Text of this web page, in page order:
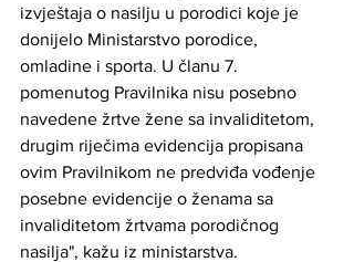
izvještaja o nasilju u porodici koje je
donijelo Ministarstvo porodice,
omladine i sporta. U članu 7.
pomenutog Pravilnika nisu posebno
navedene žrtve žene sa invaliditetom,
drugim riječima evidencija propisana
ovim Pravilnikom ne predviđa vođenje
posebne evidencije o ženama sa
invaliditetom žrtvama porodičnog
nasilja", kažu iz ministarstva.